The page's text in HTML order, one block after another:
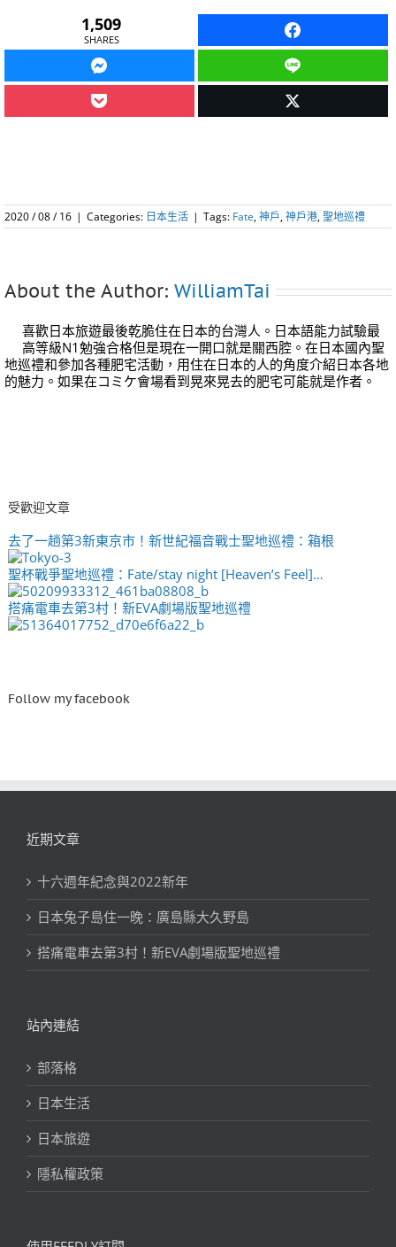
1,509
SHARES
2020 / 08 / 16 | Categories: 日本生活 | Tags: Fate,神戶,神戶港,聖地巡禮
About the Author: WilliamTai
喜歡日本旅遊最後乾脆住在日本的台灣人。日本語能力試驗最
高等級N1勉強合格但是現在一開口就是關西腔。在日本國內聖
地巡禮和參加各種肥宅活動，用住在日本的人的角度介紹日本各地
的魅力。如果在コミケ會場看到晃來晃去的肥宅可能就是作者。
受歡迎文章
去了一趟第3新東京市！新世紀福音戰士聖地巡禮：箱根
聖杯戰爭聖地巡禮：Fate/stay night [Heaven’s Feel]…
搭痛電車去第3村！新EVA劇場版聖地巡禮
Follow my facebook
近期文章
十六週年紀念與2022新年
日本兔子島住一晚：廣島縣大久野島
搭痛電車去第3村！新EVA劇場版聖地巡禮
站內連結
部落格
日本生活
日本旅遊
隱私權政策